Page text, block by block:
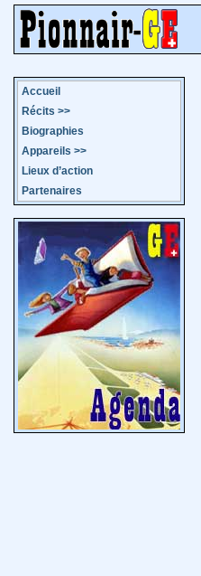
Accueil
Récits >>
Biographies
Appareils >>
Lieux d’action
Partenaires